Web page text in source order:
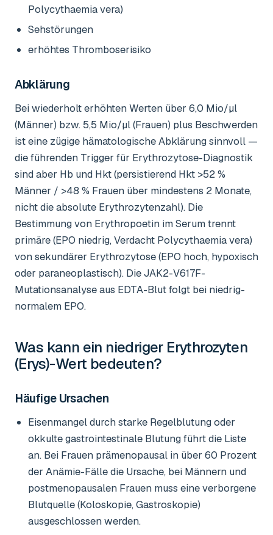
Polycythaemia vera)
Sehstörungen
erhöhtes Thromboserisiko
Abklärung
Bei wiederholt erhöhten Werten über 6,0 Mio/µl
(Männer) bzw. 5,5 Mio/µl (Frauen) plus Beschwerden
ist eine zügige hämatologische Abklärung sinnvoll —
die führenden Trigger für Erythrozytose-Diagnostik
sind aber Hb und Hkt (persistierend Hkt >52 %
Männer / >48 % Frauen über mindestens 2 Monate,
nicht die absolute Erythrozytenzahl). Die
Bestimmung von Erythropoetin im Serum trennt
primäre (EPO niedrig, Verdacht Polycythaemia vera)
von sekundärer Erythrozytose (EPO hoch, hypoxisch
oder paraneoplastisch). Die JAK2-V617F-
Mutationsanalyse aus EDTA-Blut folgt bei niedrig-
normalem EPO.
Was kann ein niedriger Erythrozyten
(Erys)-Wert bedeuten?
Häufige Ursachen
Eisenmangel durch starke Regelblutung oder
okkulte gastrointestinale Blutung führt die Liste
an. Bei Frauen prämenopausal in über 60 Prozent
der Anämie-Fälle die Ursache, bei Männern und
postmenopausalen Frauen muss eine verborgene
Blutquelle (Koloskopie, Gastroskopie)
ausgeschlossen werden.